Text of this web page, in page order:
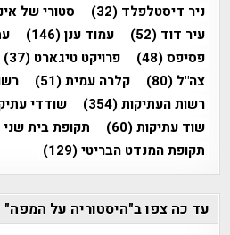
ניר דיסטלפלד (32) סטורי של
עיר דוד (52) עמוד ענן(146)
פסיפס(48) פרויקט טיגארט (37)
צה"ל (80) קלרה עמית(51)
רשות העתיקות(354) שודדי
שוד עתיקות(60) תקופת בית שני
תקופת המנדט הבריטי(129)
עד כה צפו ב"היסטוריה על המפה"